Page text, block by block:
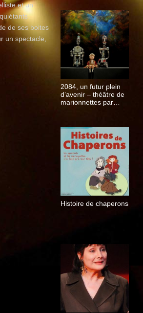
et un
de ses boites
un spectacle,
2084, un futur plein
d’avenir – théâtre de
marionnettes par
Histoire de chaperons